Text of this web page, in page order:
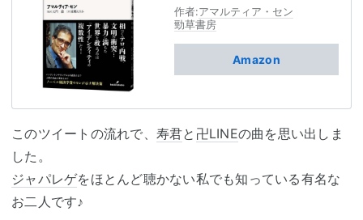
作者:アマルティア・セン
勁草書房
Amazon
このツイートの流れで、 寿君と 卍LINEの曲を思い出しま
した。
ジャパレゲをほとんど聴かない私でも知っている有名な
お二人です♪